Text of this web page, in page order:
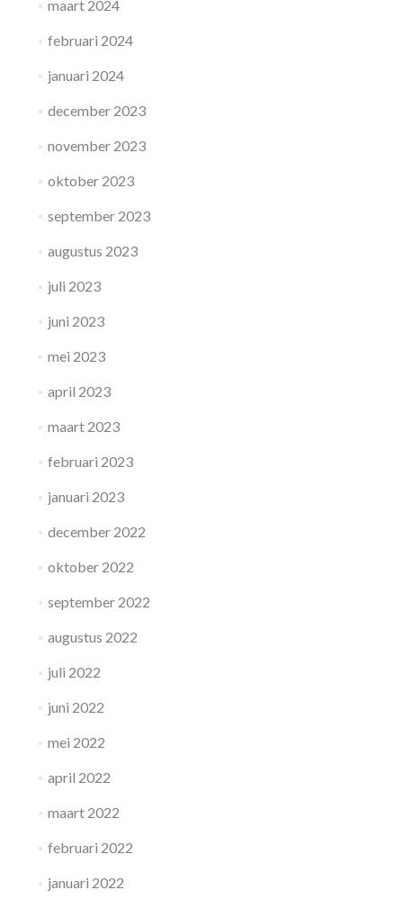
maart 2024
februari 2024
januari 2024
december 2023
november 2023
oktober 2023
september 2023
augustus 2023
juli 2023
juni 2023
mei 2023
april 2023
maart 2023
februari 2023
januari 2023
december 2022
oktober 2022
september 2022
augustus 2022
juli 2022
juni 2022
mei 2022
april 2022
maart 2022
februari 2022
januari 2022